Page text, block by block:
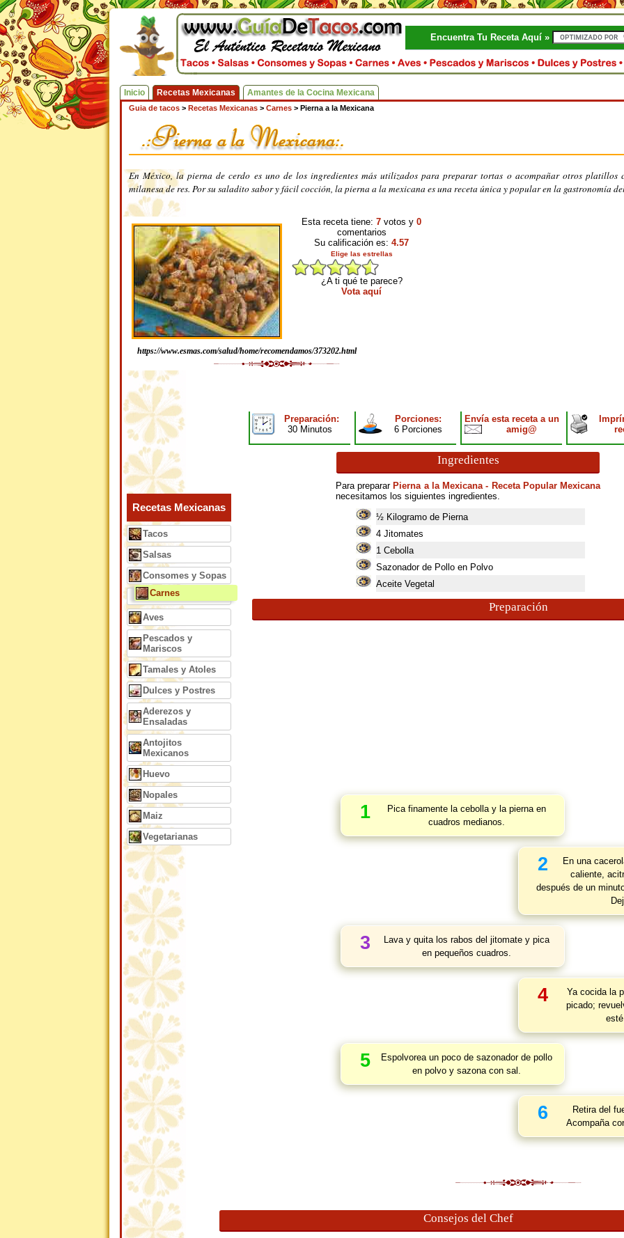
Encuentra Tu Receta Aquí »
Inicio Recetas Mexicanas Amantes de la Cocina Mexicana
Guia de tacos > Recetas Mexicanas > Carnes > Pierna a la Mexicana
En México, la pierna de cerdo es uno de los ingredientes más utilizados para preparar tortas o acompañar otros platillos
milanesa de res. Por su saladito sabor y fácil cocción, la pierna a la mexicana es una receta única y popular en la gastronomía
https://www.esmas.com/salud/home/recomendamos/373202.html
Esta receta tiene: 7 votos y 0
comentarios
Su calificación es: 4.57
Elige las estrellas
¿A ti qué te parece?
Vota aquí
Preparación:
30 Minutos
Porciones:
6 Porciones
Envía esta receta a un
amig@
Ingredientes
Para preparar Pierna a la Mexicana - Receta Popular Mexicana
necesitamos los siguientes ingredientes.
½ Kilogramo de Pierna
4 Jitomates
1 Cebolla
Sazonador de Pollo en Polvo
Aceite Vegetal
Preparación
1
Pica finamente la cebolla y la pierna en
cuadros medianos.
2
En una
caliente,
después de un
3
Lava y quita los rabos del jitomate y pica
en pequeños cuadros.
4
Ya cocida la
picado;
5
Espolvorea un poco de sazonador de pollo
en polvo y sazona con sal.
6
Retira del
Acompaña
Recetas Mexicanas
Tacos
Salsas
Consomes y Sopas
Carnes
Aves
Pescados y
Mariscos
Tamales y Atoles
Dulces y Postres
Aderezos y
Ensaladas
Antojitos
Mexicanos
Huevo
Nopales
Maiz
Vegetarianas
Consejos del Chef